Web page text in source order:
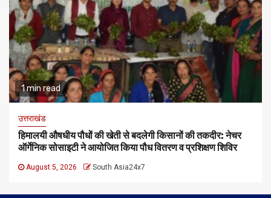
1 min read
उत्तराखंड
हिमालयी औषधीय पौधों की खेती से बदलेगी किसानों की तकदीर: नेचर
ऑर्गेनिक सोसाइटी ने आयोजित किया पौध वितरण व प्रशिक्षण शिविर
August 5, 2026 South Asia24x7